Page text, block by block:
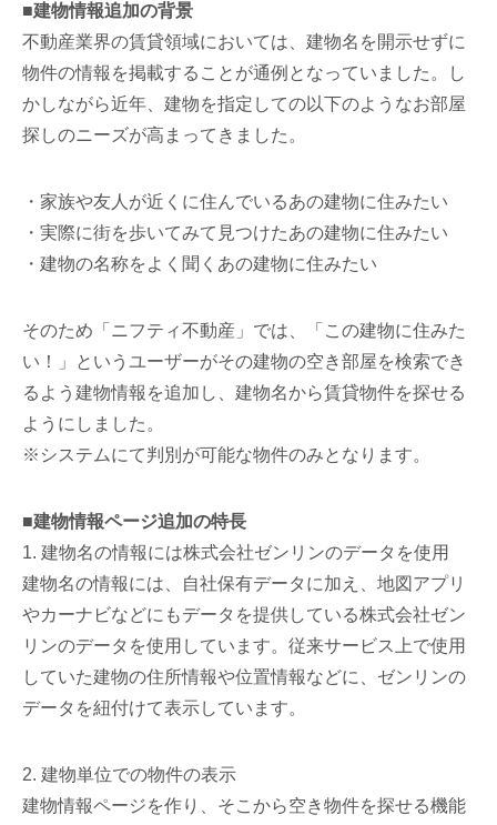
■建物情報追加の背景
不動産業界の賃貸領域においては、建物名を開示せずに
物件の情報を掲載することが通例となっていました。し
かしながら近年、建物を指定しての以下のようなお部屋
探しのニーズが高まってきました。
・家族や友人が近くに住んでいるあの建物に住みたい
・実際に街を歩いてみて見つけたあの建物に住みたい
・建物の名称をよく聞くあの建物に住みたい
そのため「ニフティ不動産」では、「この建物に住みた
い！」というユーザーがその建物の空き部屋を検索でき
るよう建物情報を追加し、建物名から賃貸物件を探せる
ようにしました。
※システムにて判別が可能な物件のみとなります。
■建物情報ページ追加の特長
1. 建物名の情報には株式会社ゼンリンのデータを使用
建物名の情報には、自社保有データに加え、地図アプリ
やカーナビなどにもデータを提供している株式会社ゼン
リンのデータを使用しています。従来サービス上で使用
していた建物の住所情報や位置情報などに、ゼンリンの
データを紐付けて表示しています。
2. 建物単位での物件の表示
建物情報ページを作り、そこから空き物件を探せる機能